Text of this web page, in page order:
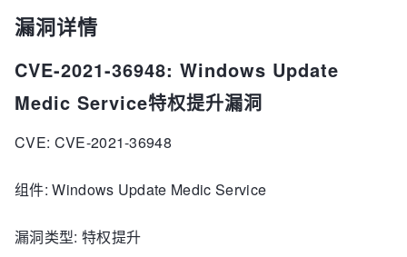
漏洞详情
CVE-2021-36948: Windows Update
Medic Service特权提升漏洞
CVE: CVE-2021-36948
组件: Windows Update Medic Service
漏洞类型: 特权提升